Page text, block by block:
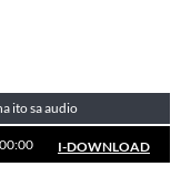
ito sa audio
00:00 I-DOWNLOAD